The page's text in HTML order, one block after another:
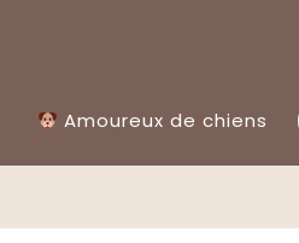
Amoureux de chiens